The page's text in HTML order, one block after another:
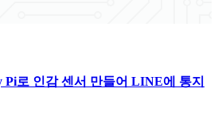
Pi로 인감 센서 만들어 LINE에 통지